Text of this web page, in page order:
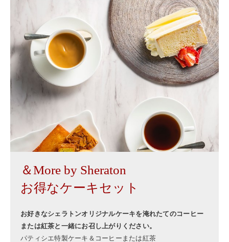
＆More by Sheraton
お得なケーキセット
お好きなシェラトンオリジナルケーキを淹れたてのコーヒー
または紅茶と一緒にお召し上がりください。
パティシエ特製ケーキ＆コーヒーまたは紅茶